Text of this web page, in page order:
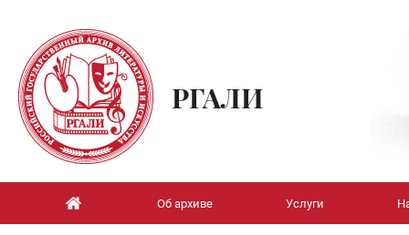
РГАЛИ
Об архиве Услуги